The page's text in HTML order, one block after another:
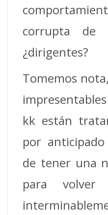
corrupta de
¿dirigentes?
Tomemos
kk están
por
de tener una
para volver